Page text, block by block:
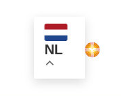
NL